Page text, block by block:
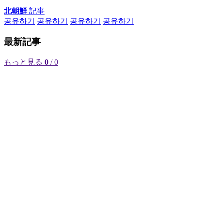
北朝鮮記事
공유하기
공유하기 공유하기 공유하기
最新記事
もっと見る 0 / 0